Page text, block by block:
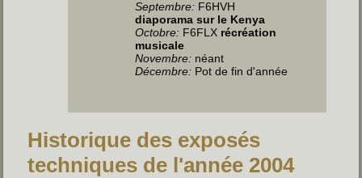
Septembre: F6HVH
diaporama sur le Kenya
Octobre: F6FLX récréation
musicale
Novembre: néant
Décembre: Pot de fin d'année
Historique des exposés
techniques de l'année 2004